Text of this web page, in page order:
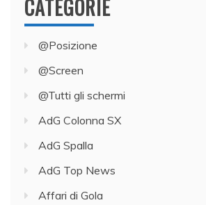
CATEGORIE
@Posizione
@Screen
@Tutti gli schermi
AdG Colonna SX
AdG Spalla
AdG Top News
Affari di Gola